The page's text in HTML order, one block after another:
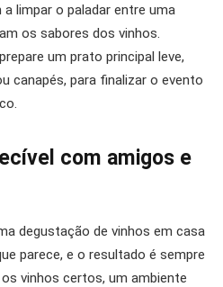
limpar o paladar entre uma
os sabores dos vinhos.
um prato principal leve,
canapés, para finalizar o evento
com amigos e
degustação de vinhos em casa
parece, e o resultado é sempre
vinhos certos, um ambiente